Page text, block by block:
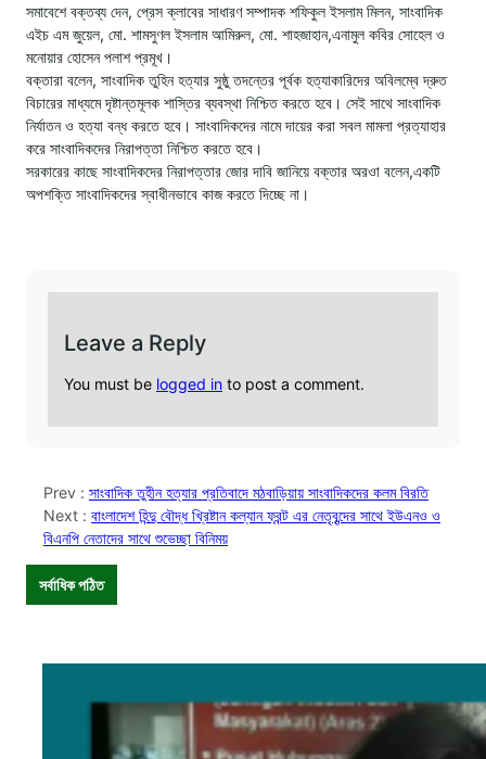
সমাবেশে বক্তব্য দেন, প্রেস ক্লাবের সাধারণ সম্পাদক শফিকুল ইসলাম মিলন, সাংবাদিক
এইচ এম জুয়েল, মো. শামসুণল ইসলাম আমিরুল, মো. শাহজাহান,এনামুল কবির সোহেল ও
মনোয়ার হোসেন পলাশ প্রমূখ।
বক্তারা বলেন, সাংবাদিক তুহিন হত্যার সুষ্ঠু তদন্তের পূর্বক হত্যাকারিদের অবিলম্বে দ্রুত
বিচারের মাধ্যমে দৃষ্টান্তমূলক শাস্তির ব্যবস্থা নিশ্চিত করতে হবে। সেই সাথে সাংবাদিক
নির্যাতন ও হত্যা বন্ধ করতে হবে। সাংবাদিকদের নামে দায়ের করা সবল মামলা প্রত্যাহার
করে সাংবাদিকদের নিরাপত্তা নিশ্চিত করতে হবে।
সরকারের কাছে সাংবাদিকদের নিরাপত্তার জোর দাবি জানিয়ে বক্তার অরওা বলেন,একটি
অপশক্তি সাংবাদিকদের স্বাধীনভাবে কাজ করতে দিচ্ছে না।
Leave a Reply
You must be logged in to post a comment.
Prev : সাংবাদিক তুহীন হত্যার প্রতিবাদে মঠবাড়িয়ায় সাংবাদিকদের কলম বিরতি
Next : বাংলাদেশ হিন্দু বৌদ্ধ খ্রিষ্টান কল্যান ফ্রন্ট এর নেতৃবৃন্দের সাথে ইউএনও ও
বিএনপি নেতাদের সাথে শুভেচ্ছা বিনিময়
সর্বাধিক পঠিত